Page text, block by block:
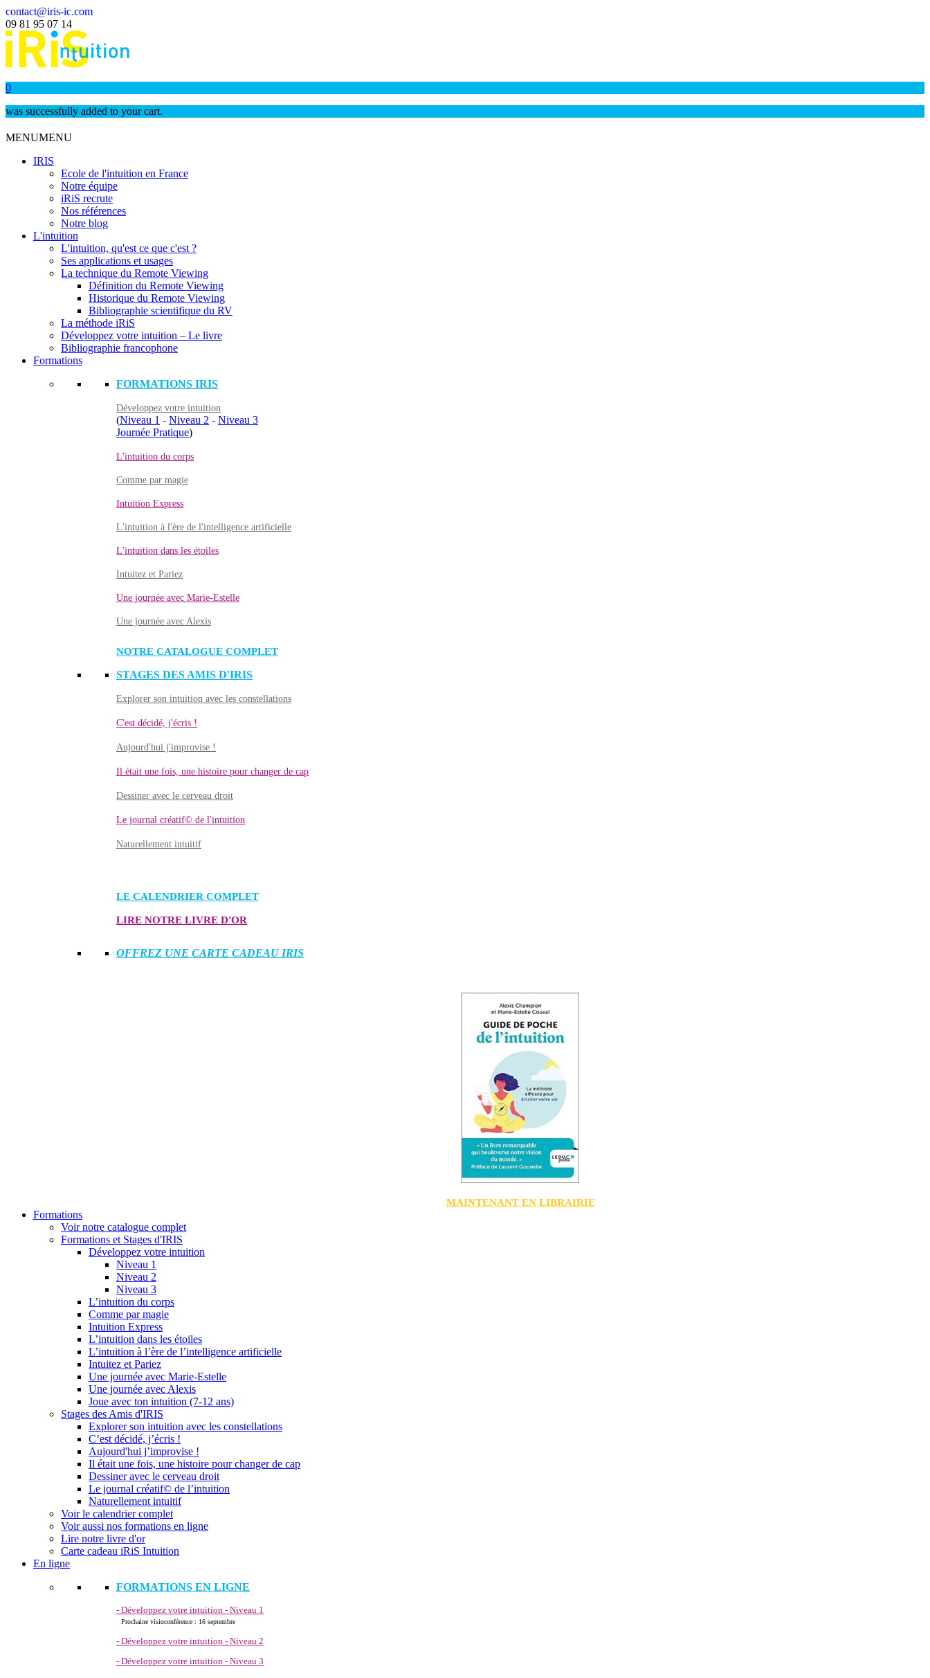
contact@iris-ic.com
09 81 95 07 14
0
was successfully added to your cart.
MENUMENU
IRIS
Ecole de l'intuition en France
Notre équipe
iRiS recrute
Nos références
Notre blog
L'intuition
L'intuition, qu'est ce que c'est ?
Ses applications et usages
La technique du Remote Viewing
Définition du Remote Viewing
Historique du Remote Viewing
Bibliographie scientifique du RV
La méthode iRiS
Développez votre intuition – Le livre
Bibliographie francophone
Formations
FORMATIONS IRIS
Développez votre intuition
(Niveau 1 - Niveau 2 - Niveau 3
Journée Pratique)
L'intuition du corps
Comme par magie
Intuition Express
L'intuition à l'ère de l'intelligence artificielle
L'intuition dans les étoiles
Intuitez et Pariez
Une journée avec Marie-Estelle
Une journée avec Alexis
NOTRE CATALOGUE COMPLET
STAGES DES AMIS D'IRIS
Explorer son intuition avec les constellations
C'est décidé, j'écris !
Aujourd'hui j'improvise !
Il était une fois, une histoire pour changer de cap
Dessiner avec le cerveau droit
Le journal créatif© de l'intuition
Naturellement intuitif
LE CALENDRIER COMPLET
LIRE NOTRE LIVRE D'OR
OFFREZ UNE CARTE CADEAU IRIS
MAINTENANT EN LIBRAIRIE
Formations
Voir notre catalogue complet
Formations et Stages d'IRIS
Développez votre intuition
Niveau 1
Niveau 2
Niveau 3
L’intuition du corps
Comme par magie
Intuition Express
L’intuition dans les étoiles
L’intuition à l’ère de l’intelligence artificielle
Intuitez et Pariez
Une journée avec Marie-Estelle
Une journée avec Alexis
Joue avec ton intuition (7-12 ans)
Stages des Amis d'IRIS
Explorer son intuition avec les constellations
C’est décidé, j’écris !
Aujourd'hui j’improvise !
Il était une fois, une histoire pour changer de cap
Dessiner avec le cerveau droit
Le journal créatif© de l’intuition
Naturellement intuitif
Voir le calendrier complet
Voir aussi nos formations en ligne
Lire notre livre d'or
Carte cadeau iRiS Intuition
En ligne
FORMATIONS EN LIGNE
- Développez votre intuition - Niveau 1
Prochaine visioconférence : 16 septembre
- Développez votre intuition - Niveau 2
- Développez votre intuition - Niveau 3